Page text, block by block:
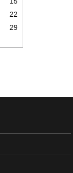
22
29